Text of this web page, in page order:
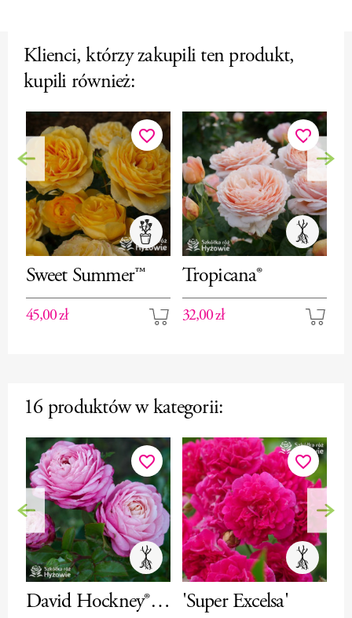
Klienci, którzy zakupili ten produkt,
kupili również:
favorite_border
Sweet Summer™
45,00 zł
favorite_border
Tropicana®
32,00 zł
Poprzedni
16 produktów w kategorii:
favorite_border
David Hockney®–
favorite_border
'Super Excelsa'
Poprzedni